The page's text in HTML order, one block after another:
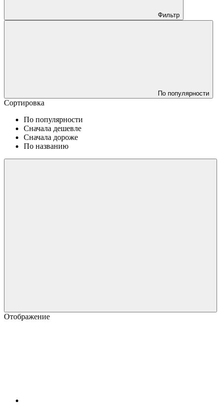
Фильтр
По популярности
Сортировка
По популярности
Сначала дешевле
Сначала дороже
По названию
Отображение